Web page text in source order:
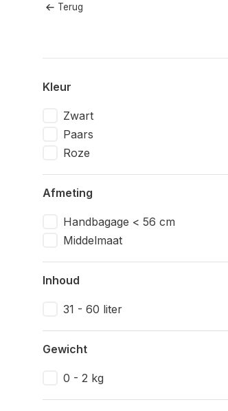
Terug
Kleur
Zwart
Paars
Roze
Afmeting
Handbagage < 56 cm
Middelmaat
Inhoud
31 - 60 liter
Gewicht
0 - 2 kg